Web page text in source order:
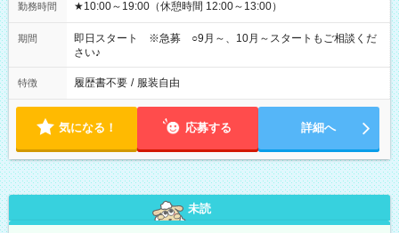
勤務時間 ★10:00～19:00（休憩時間 12:00～13:00）
期間
即日スタート ※急募 ○9月～、10月～スタートもご相談くだ
さい♪
特徴 履歴書不要 / 服装自由
気になる！ 応募する 詳細へ
未読